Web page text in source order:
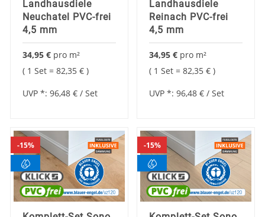
Landhausdiele
Neuchatel PVC-frei
4,5 mm
34,95 € pro m²
1 Set = 82,35 €
UVP *: 96,48 € / Set
Landhausdiele
Reinach PVC-frei
4,5 mm
34,95 € pro m²
1 Set = 82,35 €
UVP *: 96,48 € / Set
15% 15%